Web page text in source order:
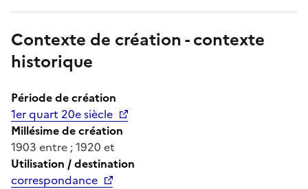
Contexte de création - contexte
historique
Période de création
1er quart 20e siècle
Millésime de création
1903 entre ; 1920 et
Utilisation / destination
correspondance